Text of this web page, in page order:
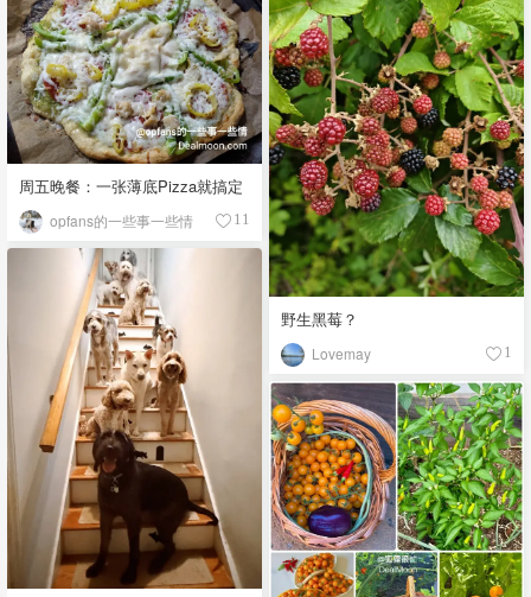
野生黑莓？
Lovemay 1
周五晚餐：一张薄底Pizza就搞定
opfans的一些事一些情 11